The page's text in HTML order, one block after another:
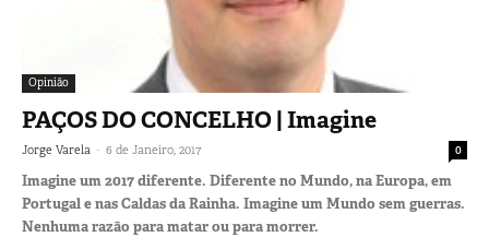
Opinião
PAÇOS DO CONCELHO | Imagine
Jorge Varela - 6 de Janeiro, 2017 0
Imagine um 2017 diferente. Diferente no Mundo, na Europa, em
Portugal e nas Caldas da Rainha. Imagine um Mundo sem guerras.
Nenhuma razão para matar ou para morrer.